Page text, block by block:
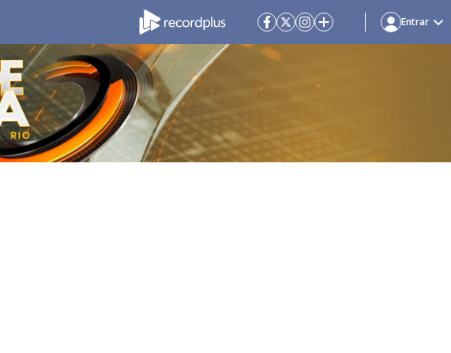
Entrar